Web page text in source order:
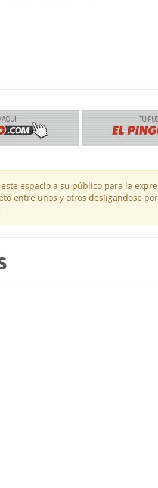
espacio a su público para la
entre unos y otros desligandose